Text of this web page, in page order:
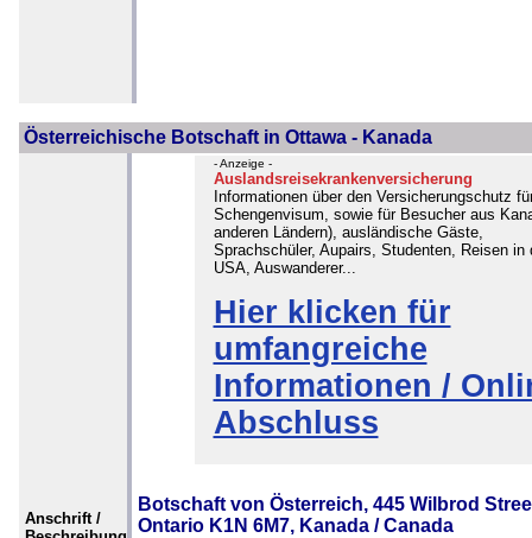
Österreichische Botschaft in Ottawa - Kanada
- Anzeige -
Auslandsreisekrankenversicherung
Informationen über den Versicherungschutz
Schengenvisum, sowie für Besucher aus
anderen Ländern), ausländische Gäste,
Sprachschüler, Aupairs, Studenten, Reisen in
USA, Auswanderer...
Hier klicken für
umfangreiche
Informationen /
Abschluss
Anschrift /
Botschaft von Österreich, 445 Wilbrod
Ontario K1N 6M7, Kanada / Canada